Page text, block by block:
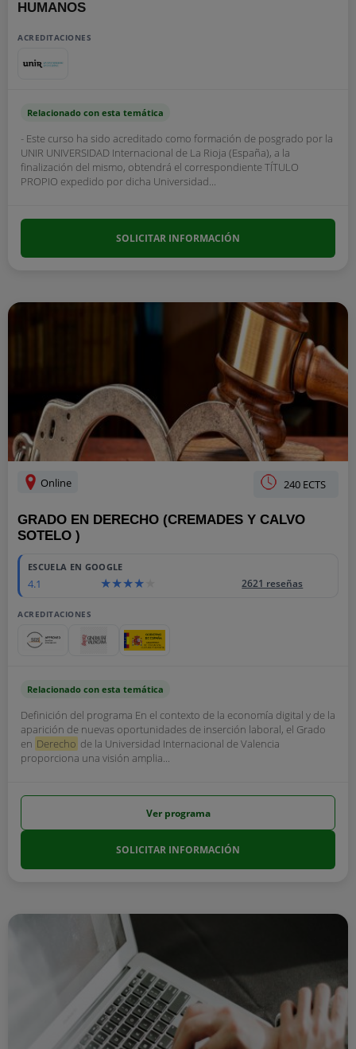
HUMANOS
ACREDITACIONES
Relacionado con esta temática
- Este curso ha sido acreditado como formación de posgrado por la
UNIR UNIVERSIDAD Internacional de La Rioja (España), a la
finalización del mismo, obtendrá el correspondiente TÍTULO
PROPIO expedido por dicha Universidad...
SOLICITAR INFORMACIÓN
Online 240 ECTS
GRADO EN DERECHO (CREMADES Y CALVO
SOTELO )
ESCUELA EN GOOGLE
4.1 2621 reseñas
ACREDITACIONES
Relacionado con esta temática
Definición del programa En el contexto de la economía digital y de la
aparición de nuevas oportunidades de inserción laboral, el Grado
en Derecho de la Universidad Internacional de Valencia
proporciona una visión amplia...
Ver programa
SOLICITAR INFORMACIÓN